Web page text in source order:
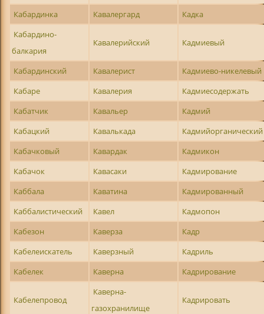
Кабардинка
Кавалергард
Кадка
Кабардино-
балкария
Кавалерийский Кадмиевый
Кабардинский Кавалерист
Кадмиево-никелевый
Кабаре
Кавалерия
Кадмиесодержать
Кабатчик
Кавальер
Кадмий
Кабацкий
Кавалькада
Кадмийорганический
Кабачковый
Кавардак
Кадмикон
Кабачок
Кавасаки
Кадмирование
Каббала
Каватина
Кадмированный
Каббалистический
Кавел
Кадмопон
Кабезон
Каверза
Кадр
Кабелеискатель
Каверзный
Кадриль
Кабелек
Каверна Кадрирование
Кабелепровод
Каверна-
газохранилище
Кадрировать